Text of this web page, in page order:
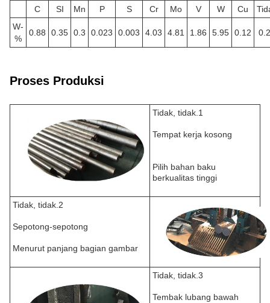
C
SI Mn P S Cr Mo V W Cu
W-
%
0.88 0.35 0.3 0.023 0.003 4.03 4.81 1.86 5.95 0.12
Proses Produksi
Tidak, tidak.1
Tempat kerja kosong
Pilih bahan baku
berkualitas tinggi
Tidak, tidak.2
Sepotong-sepotong
Menurut panjang bagian gambar
Tidak, tidak.3
Tembak lubang bawah